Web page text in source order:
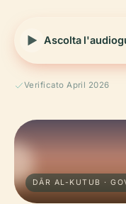
Ascolta
Verificato April 2026
DĀR AL-KUTUB ·